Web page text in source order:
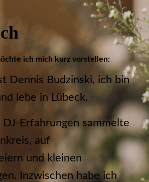
ich mich kurz vorstellen:
Dennis Budzinski, ich bin
lebe in Lübeck.
Erfahrungen sammelte
auf
und kleinen
Inzwischen habe ich